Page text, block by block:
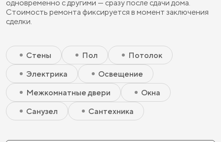
одновременно с другими — сразу после сдачи дома.
Стоимость ремонта фиксируется в момент заключения
сделки.
Скрытый элемент 2 - Чистовая базовая
Скрытый элемент 1 - Чистовая базовая
Стены
Пол
Потолок
Электрика
Освещение
Межкомнатные двери
Окна
Санузел
Сантехника